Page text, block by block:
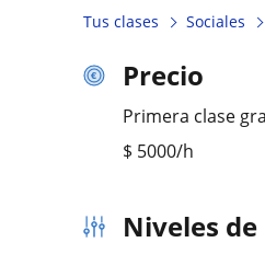
Tus clases Sociales
Precio
Primera clase
$ 5000/h
Niveles de